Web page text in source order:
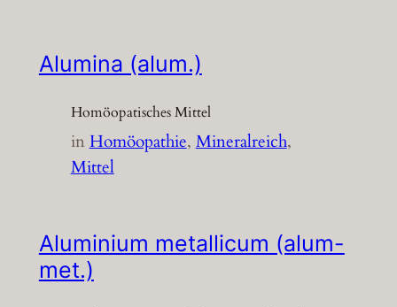
Alumina (alum.)
Homöopatisches Mittel
inHomöopathie, Mineralreich
Mittel
Aluminium metallicum (alum-
met.)